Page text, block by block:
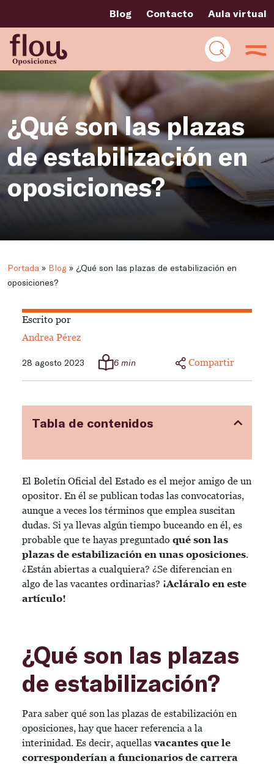
Blog Contacto Aula virtual
¿Qué son las plazas
de estabilización en
oposiciones?
Portada » Blog » ¿Qué son las plazas de estabilización en
oposiciones?
Escrito por
Andrea Pérez
28 agosto 2023 6 min Compartir
Tabla de contenidos
El Boletín Oficial del Estado es el mejor amigo de un
opositor. En él se publican todas las convocatorias,
aunque a veces los términos que emplea suscitan
dudas. Si ya llevas algún tiempo buceando en él, es
probable que te hayas preguntado qué son las
plazas de estabilización en unas oposiciones.
¿Están abiertas a cualquiera? ¿Se diferencian en
algo de las vacantes ordinarias? ¡Acláralo en este
artículo!
¿Qué son las plazas
de estabilización?
Para saber qué son las plazas de estabilización en
oposiciones, hay que hacer referencia a la
interinidad. Es decir, aquellasvacantes que le
corresponderían a funcionarios de carrera